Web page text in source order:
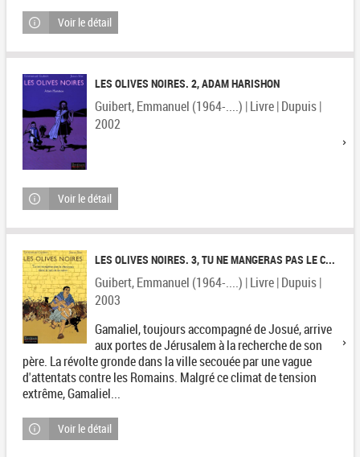
Voir le détail
LES OLIVES NOIRES. 2, ADAM HARISHON
Guibert, Emmanuel (1964-....) | Livre | Dupuis |
2002
Voir le détail
LES OLIVES NOIRES. 3, TU NE MANGERAS PAS LE C...
Guibert, Emmanuel (1964-....) | Livre | Dupuis |
2003
Gamaliel, toujours accompagné de Josué, arrive
aux portes de Jérusalem à la recherche de son
père. La révolte gronde dans la ville secouée par une vague
d'attentats contre les Romains. Malgré ce climat de tension
extrême, Gamaliel...
Voir le détail